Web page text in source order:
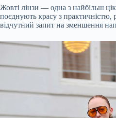
Жовті лінзи — одна з найбільш
поєднують красу з практичністю,
відчутний запит на зменшення